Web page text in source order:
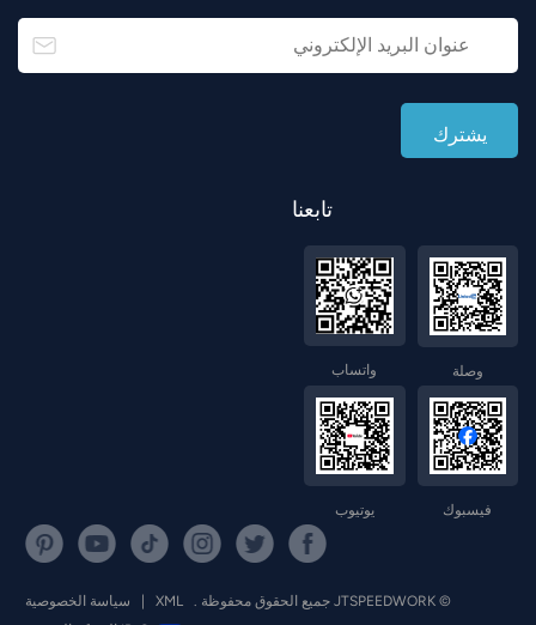
تابعنا
واتساب وصلة
يوتيوب فيسبوك
© JTSPEEDWORK جميع الحقوق محفوظة . XML
سياسة الخصوصية